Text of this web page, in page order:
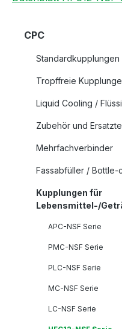
CPC
Standardkupplungen
Tropffreie
Liquid Cooling /
Zubehör und
Mehrfachverbinder
Fassabfüller / Bottle-
Kupplungen für
Lebensmittel-/
APC-NSF Serie
PMC-NSF Serie
PLC-NSF Serie
MC-NSF Serie
LC-NSF Serie